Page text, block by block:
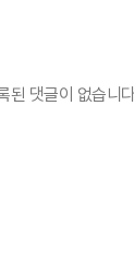
된 댓글이 없습니